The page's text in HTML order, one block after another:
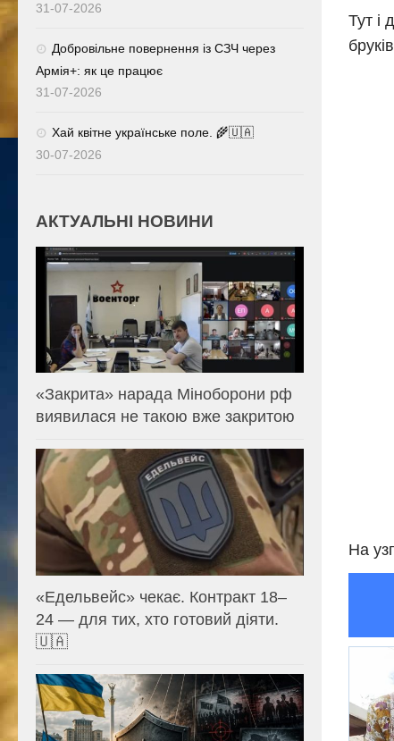
Тут і
На
31-07-2026
Добровільне повернення із СЗЧ через
Армія+: як це працює
31-07-2026
Хай квітне українське поле. 🌾🇺🇦
30-07-2026
АКТУАЛЬНІ НОВИНИ
«Закрита» нарада Міноборони рф
виявилася не такою вже закритою
«Едельвейс» чекає. Контракт 18–
24 — для тих, хто готовий діяти.
🇺🇦